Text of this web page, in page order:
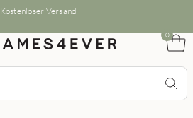
Kostenloser Versand
0